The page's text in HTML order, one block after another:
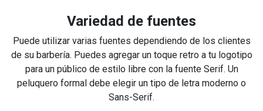
Variedad de fuentes
Puede utilizar varias fuentes dependiendo de los clientes
de su barbería. Puedes agregar un toque retro a tu logotipo
para un público de estilo libre con la fuente Serif. Un
peluquero formal debe elegir un tipo de letra moderno o
Sans-Serif.